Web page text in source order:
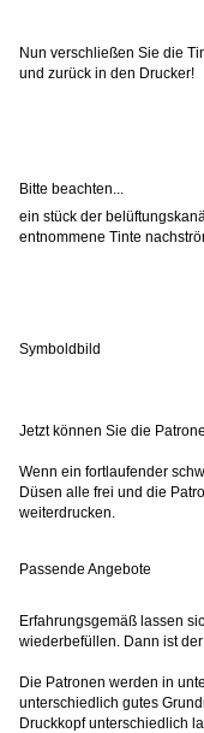
Nun verschließen Sie die
und zurück in den Drucker!
Bitte beachten...
ein stück der
entnommene Tinte
Symboldbild
Jetzt können Sie die
Wenn ein fortlaufender
Düsen alle frei und die
weiterdrucken.
Passende Angebote
Erfahrungsgemäß lassen
wiederbefüllen. Dann ist
Die Patronen werden in
unterschiedlich gutes
Druckkopf unterschiedlich